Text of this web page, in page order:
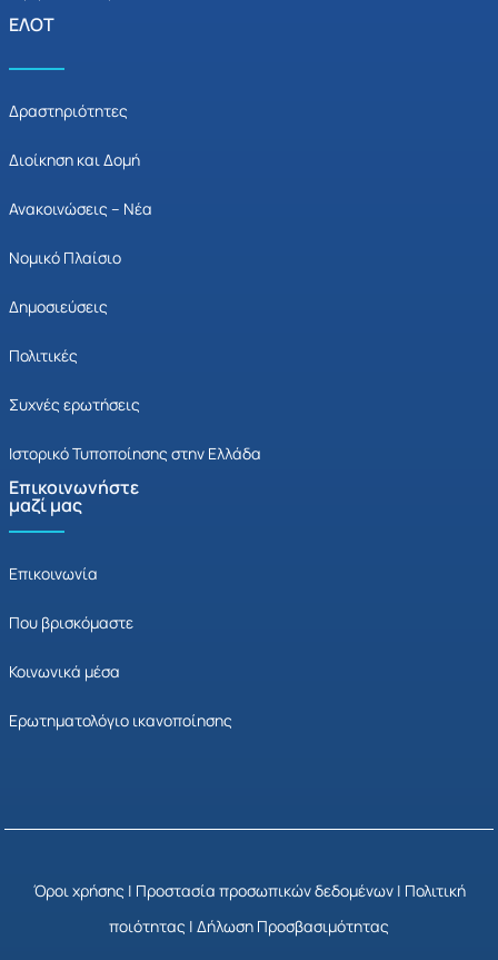
ΕΛΟΤ
Δραστηριότητες
Διοίκηση και Δομή
Ανακοινώσεις – Νέα
Νομικό Πλαίσιο
Δημοσιεύσεις
Πολιτικές
Συχνές ερωτήσεις
Ιστορικό Τυποποίησης στην Ελλάδα
Επικοινωνήστε
μαζί μας
Επικοινωνία
Που βρισκόμαστε
Κοινωνικά μέσα
Ερωτηματολόγιο ικανοποίησης
Όροι χρήσης | Προστασία προσωπικών δεδομένων| Πολιτική
ποιότητας | Δήλωση Προσβασιμότητας